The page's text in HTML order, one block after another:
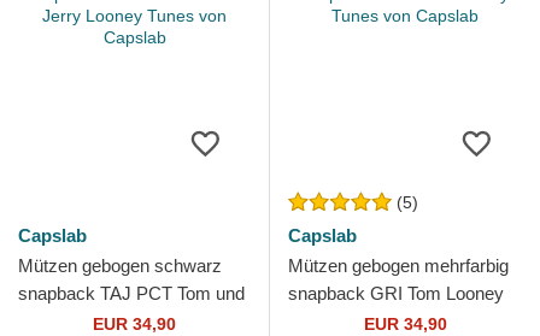
Capslab
Mützen gebogen schwarz
snapback TAJ PCT Tom und
Jerry Looney Tunes von
EUR 34,90
(5)
Capslab
Mützen gebogen mehrfarbig
snapback GRI Tom Looney
Tunes von Capslab
EUR 34,90